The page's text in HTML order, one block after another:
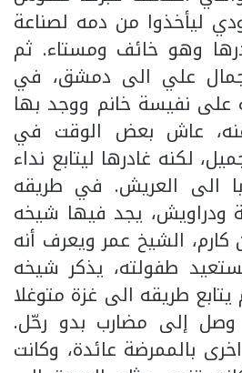
ليأخذوا من دمه لصناعة
وهو خائف ومستاء. ثم
علي الى دمشق، في
نفيسة خانم ووجد بها
عاش بعض الوقت في
لكنه غادرها ليتابع نداء
الى العريش. في طريقه
ودراويش، يجد فيها شيخه
كارم، الشيخ عمر ويعرف أنه
طفولته، يذكر شيخه
طريقه الى غزة متوغلا
وصل إلى مضارب بدو رحّل.
بالممرضة عائدة، وكانت